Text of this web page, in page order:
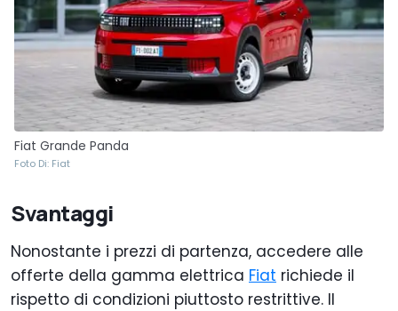
Fiat Grande Panda
Foto Di: Fiat
Svantaggi
Nonostante i prezzi di partenza, accedere alle
offerte della gamma elettrica Fiat richiede il
rispetto di condizioni piuttosto restrittive. Il